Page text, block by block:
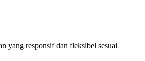
yang responsif dan fleksibel sesuai